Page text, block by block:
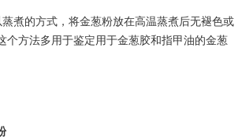
蒸煮的方式 ， 将金葱粉放在高温蒸煮后无褪色或
个方法多用于鉴定用于金葱胶和指甲油的金葱